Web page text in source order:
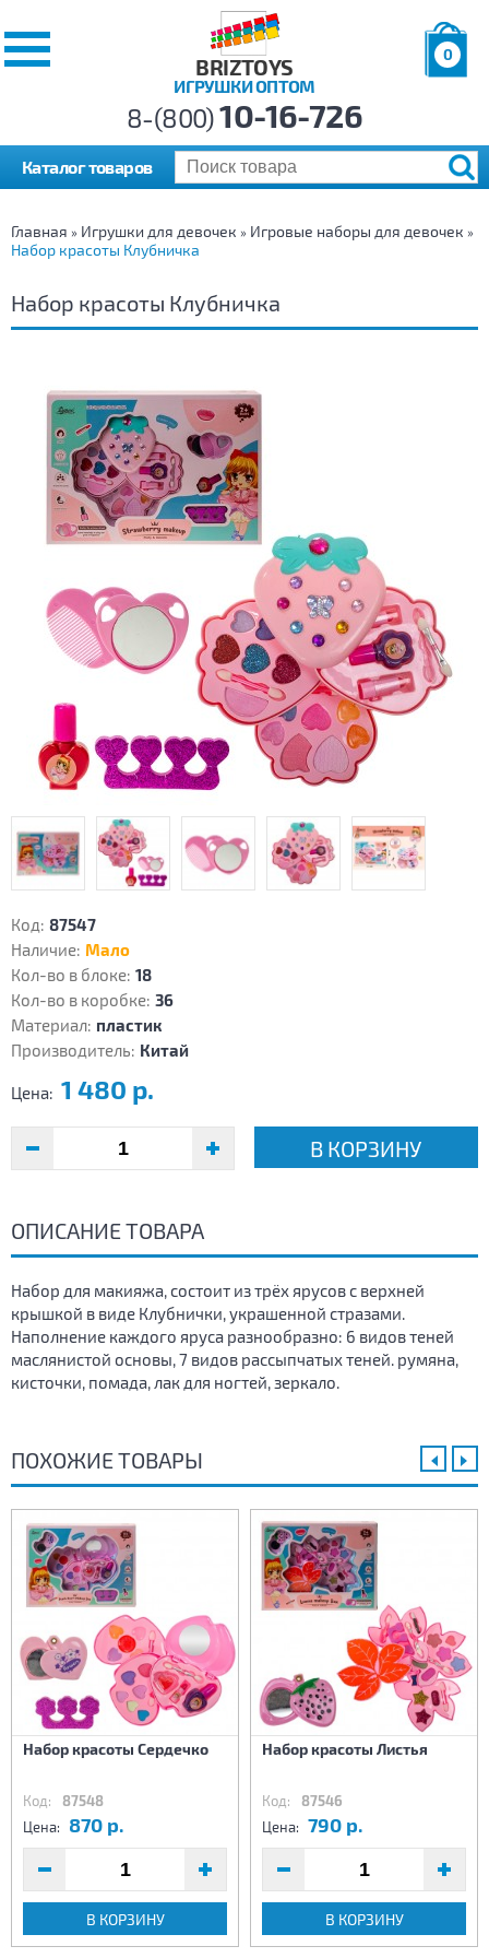
BRIZTOYS
ИГРУШКИ ОПТОМ
0
р.
8-(800)10-16-726
Каталог товаров
Главная » Игрушки для девочек » Игровые наборы для девочек »
Набор красоты Клубничка
Набор красоты Клубничка
Код: 87547
Наличие: Мало
Кол-во в блоке: 18
Кол-во в коробке: 36
Материал: пластик
Производитель: Китай
Цена: 1 480 р.
В КОРЗИНУ
ОПИСАНИЕ ТОВАРА
Набор для макияжа, состоит из трёх ярусов с верхней
крышкой в виде Клубнички, украшенной стразами.
Наполнение каждого яруса разнообразно: 6 видов теней
маслянистой основы, 7 видов рассыпчатых теней. румяна,
кисточки, помада, лак для ногтей, зеркало.
ПОХОЖИЕ ТОВАРЫ
Набор красоты Сердечко
Код: 87548
Цена: 870 р.
В КОРЗИНУ
Набор красоты Листья
Код: 87546
Цена: 790 р.
В КОРЗИНУ